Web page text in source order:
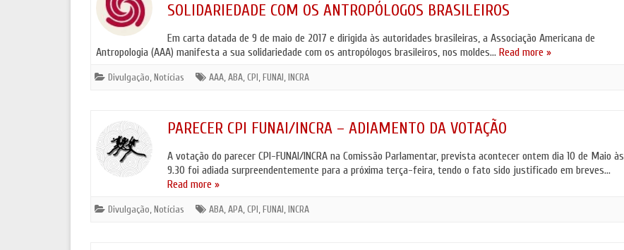
SOLIDARIEDADE COM OS ANTROPÓLOGOS BRASILEIROS
Em carta datada de 9 de maio de 2017 e dirigida às autoridades brasileiras, a Associação Americana de
Antropologia (AAA) manifesta a sua solidariedade com os antropólogos brasileiros, nos moldes… Read more »
Divulgação,Notícias AAA,ABA,CPI,FUNAI,INCRA
PARECER CPI FUNAI/INCRA – ADIAMENTO DA VOTAÇÃO
A votação do parecer CPI-FUNAI/INCRA na Comissão Parlamentar, prevista acontecer ontem dia 10 de Maio às
9.30 foi adiada surpreendentemente para a próxima terça-feira, tendo o fato sido justificado em breves…
Read more »
Divulgação,Notícias ABA,APA,CPI,FUNAI,INCRA